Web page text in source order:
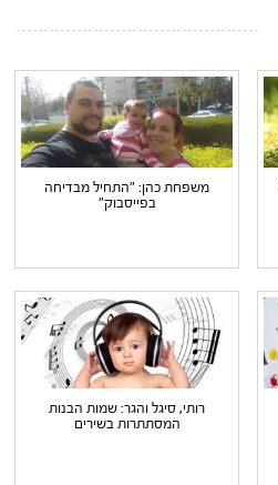
משפחת כהן: "התחיל מבדיחה
בפייסבוק"
רותי, סיגל והגר: שמות הבנות
המסתתרות בשירים